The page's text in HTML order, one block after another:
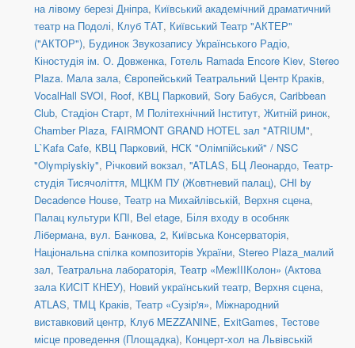
на лівому березі Дніпра, Київський академічний драматичний
театр на Подолі, Клуб ТАТ, Київський Театр "АКТЕР"
("АКТОР"), Будинок Звукозапису Українського Радіо,
Кіностудія ім. О. Довженка, Готель Ramada Encore Kiev, Stereo
Plaza. Мала зала, Європейський Театральний Центр Краків,
VocalHall SVOI, Roof, КВЦ Парковий, Sory Бабуся, Caribbean
Club, Стадіон Старт, М Політехнічний Інститут, Житній ринок,
Chamber Plaza, FAIRMONT GRAND HOTEL зал "ATRIUM",
L`Kafa Cafe, КВЦ Парковий, НСК "Олімпійський" / NSC
"Olympiyskiy", Річковий вокзал, ''ATLAS, БЦ Леонардо, Театр-
студія Тисячоліття, МЦКМ ПУ (Жовтневий палац), CHI by
Decadence House, Театр на Михайлівській, Верхня сцена,
Палац культури КПІ, Bel etage, Біля входу в особняк
Лібермана, вул. Банкова, 2, Київська Консерваторія,
Національна спілка композиторів України, Stereo Plaza_малий
зал, Театральна лабораторія, Театр «МежIIIКолон» (Актова
зала КИСІТ КНЕУ), Новий український театр, Верхня сцена,
ATLAS, ТМЦ Краків, Театр «Сузір'я», Міжнародний
виставковий центр, Клуб MEZZANINE, ExitGames, Тестове
місце проведення (Площадка), Концерт-хол на Львівській